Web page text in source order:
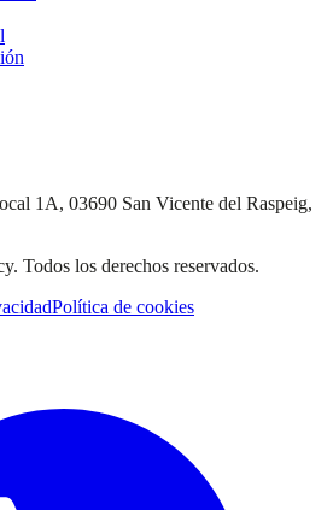
1A, 03690 San Vicente del Raspeig,
. Todos los derechos reservados.
Política de cookies